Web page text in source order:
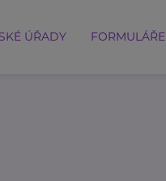
ÚŘADY FORMULÁŘE